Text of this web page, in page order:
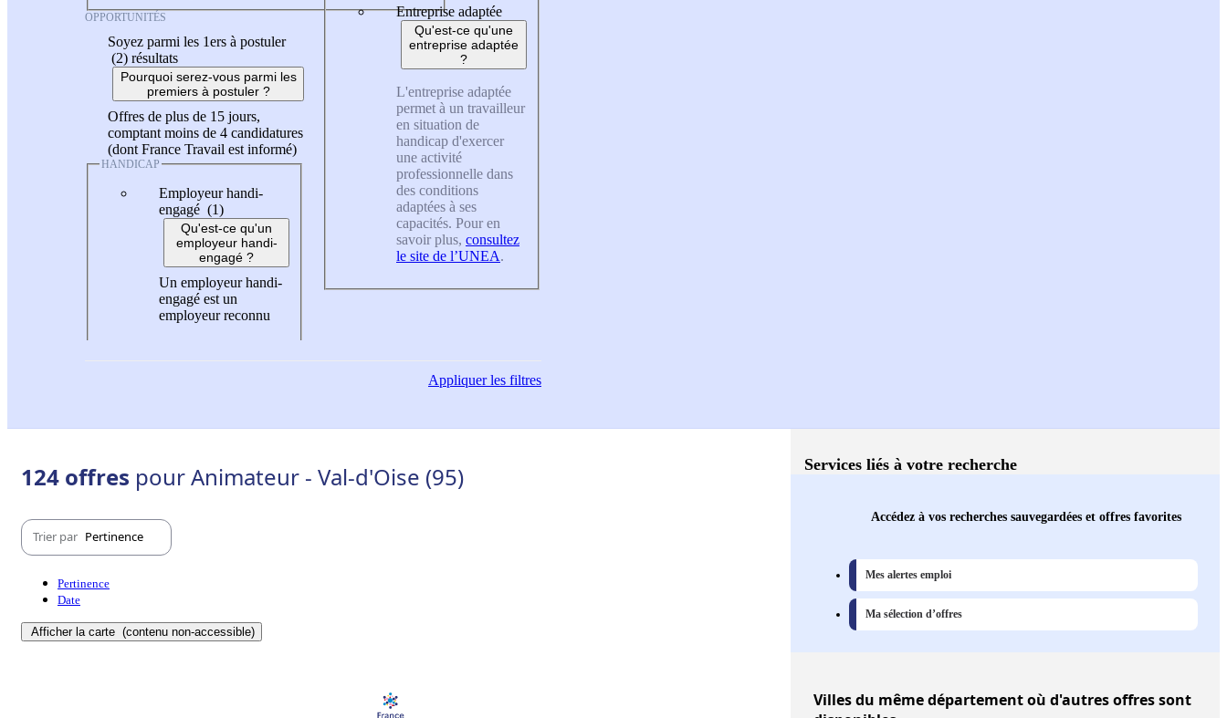
OPPORTUNITÉS
Soyez parmi les 1ers à postuler
(2) résultats
Pourquoi serez-vous parmi les
premiers à postuler ?
Offres de plus de 15 jours,
comptant moins de 4 candidatures
(dont France Travail est informé)
HANDICAP
Employeur handi-
engagé (1)
Qu'est-ce qu'un
employeur handi-
engagé ?
Un employeur handi-
engagé est un
employeur reconnu
Entreprise adaptée
Qu'est-ce qu'une
entreprise adaptée
?
L'entreprise adaptée
permet à un travailleur
en situation de
handicap d'exercer
une activité
professionnelle dans
des conditions
adaptées à ses
capacités. Pour en
savoir plus, consultez
le site de l’UNEA.
Appliquerles filtres
124 offres pour Animateur - Val-d'Oise (95)
Trier par Pertinence
Pertinence
Date
Afficher la carte (contenu non-accessible)
Services liés à votre recherche
Accédez à vos recherches sauvegardées et offres favorites
Mes alertes emploi
Ma sélection d’offres
Villesdu même département où d'autres offres sont